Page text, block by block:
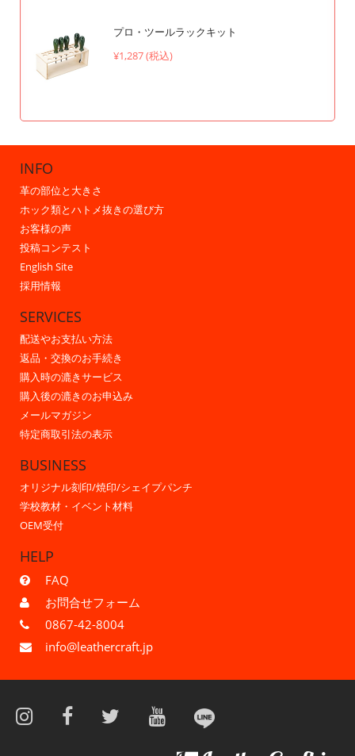
プロ・ツールラックキット
¥1,287 (税込)
INFO
革の部位と大きさ
ホック類とハトメ抜きの選び方
お客様の声
投稿コンテスト
English Site
採用情報
SERVICES
配送やお支払い方法
返品・交換のお手続き
購入時の漉きサービス
購入後の漉きのお申込み
メールマガジン
特定商取引法の表示
BUSINESS
オリジナル刻印/焼印/シェイプパンチ
学校教材・イベント材料
OEM受付
HELP
FAQ
お問合せフォーム
0867-42-8004
info@leathercraft.jp